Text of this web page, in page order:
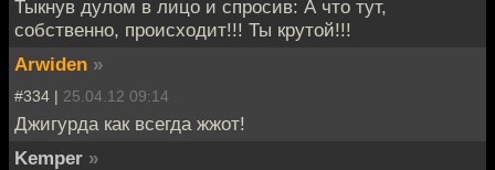
Тыкнув дулом в лицо и спросив: А что тут,
собственно, происходит!!! Ты крутой!!!
Arwiden »
#334 | 25.04.12 09:14
Джигурда как всегда жжот!
Kemper »